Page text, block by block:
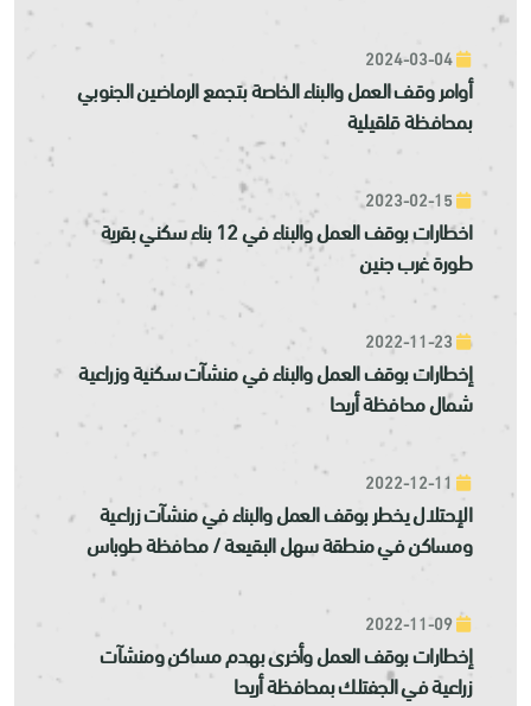
أوامر وقف العمل والبناء الخاصة بتجمع الرماضين الجنوبي
بمحافظة قلقيلية
اخطارات بوقف العمل والبناء في 12 بناء سكني بقرية
طورة غرب جنين
إخطارات بوقف العمل والبناء في منشآت سكنية وزراعية
شمال محافظة أريحا
الإحتلال يخطر بوقف العمل والبناء في منشآت زراعية
ومساكن في منطقة سهل البقيعة / محافظة طوباس
إخطارات بوقف العمل وأخرى بهدم مساكن ومنشآت
زراعية في الجفتلك بمحافظة أريحا